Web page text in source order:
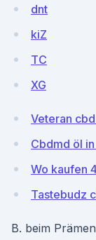
dnt
kiZ
TC
XG
Veteran
Cbdmd öl
Wo kaufen
Tastebudz
B. beim